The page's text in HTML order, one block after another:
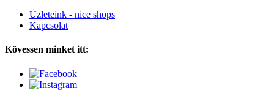
Üzleteink - nice shops
Kapcsolat
Kövessen minket itt: